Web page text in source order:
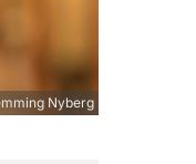
Nyberg